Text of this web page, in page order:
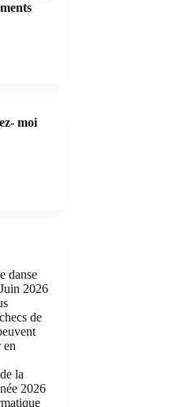
moi
danse
2026
de
en
la
2026